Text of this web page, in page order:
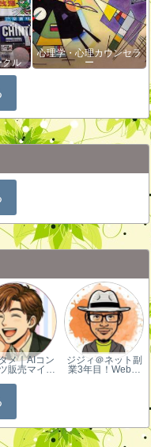
クル
心理学・心理カウンセラ
ー
メ｜AIコン
販売マイ…
ジジィ＠ネット副
業3年目！Web…